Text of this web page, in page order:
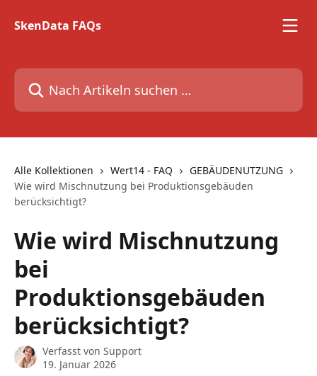
SkenData FAQs
Nach Artikeln suchen …
Alle Kollektionen Wert14 - FAQ
GEBÄUDENUTZUNG
Wie wird Mischnutzung bei Produktionsgebäuden
berücksichtigt?
Wie wird Mischnutzung
bei
Produktionsgebäuden
berücksichtigt?
Verfasst von Support
19. Januar 2026